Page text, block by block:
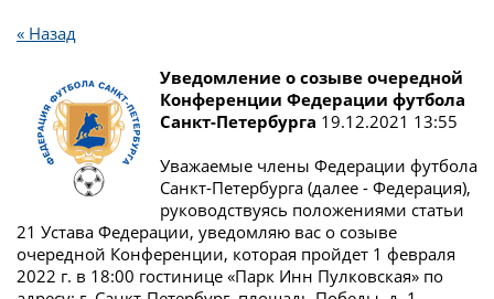
« Назад
Уведомление о созыве очередной
Конференции Федерации футбола
Санкт-Петербурга 19.12.2021 13:55
Уважаемые члены Федерации футбола
Санкт-Петербурга (далее - Федерация),
руководствуясь положениями статьи
21 Устава Федерации, уведомляю вас о созыве
очередной Конференции, которая пройдет 1 февраля
2022 г. в 18:00 гостинице «Парк Инн Пулковская» по